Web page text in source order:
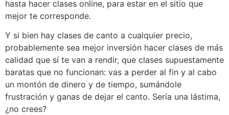
hasta hacer clases online, para estar en el sitio que
mejor te corresponde.
Y si bien hay clases de canto a cualquier precio,
probablemente sea mejor inversión hacer clases de más
calidad que sí te van a rendir, que clases supuestamente
baratas que no funcionan: vas a perder al fin y al cabo
un montón de dinero y de tiempo, sumándole
frustración y ganas de dejar el canto. Sería una lástima,
¿no crees?